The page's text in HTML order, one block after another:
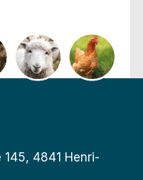
145, 4841 Henri-